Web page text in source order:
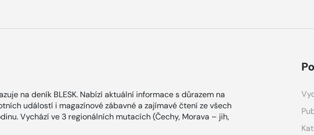
na deník BLESK. Nabízí aktuální informace s důrazem na
událostí i magazínové zábavné a zajímavé čtení ze všech
Vychází ve 3 regionálních mutacích (Čechy, Morava – jih,